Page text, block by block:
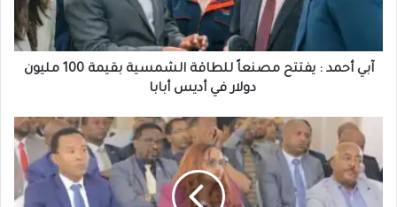
100
مليون
أديس
أبابا
آبي أحمد : يفتتح مصنعاً للطاقة الشمسية بقيمة 100 مليون
دولار في أديس أبابا
إثيوبيا
تدخل
عصر
الإعلام